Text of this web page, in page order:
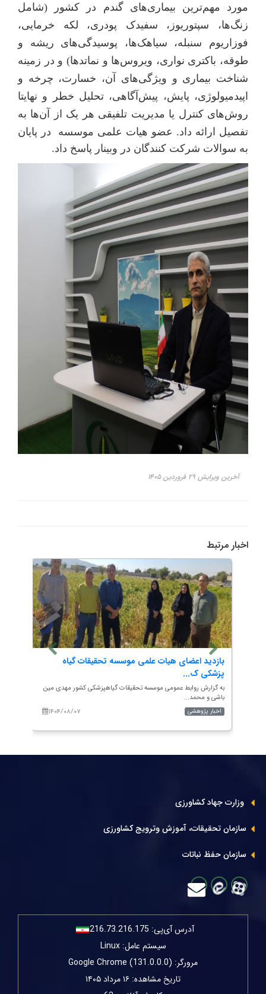
مورد مهم‌ترین بیماری‌های گندم در کشور (شامل
زنگ‌ها، سپتوریوز،
سفیدک پودری، لکه خرمایی،
فوزاریوم سنبله، سیاهک‌ها، پوسیدگی‌های ریشه و
طوقه، باکتری نواری، ویروس‌ها و نماتدها) و در زمینه
شناخت بیماری و ویژگی‌های آن، خسارت، چرخه و
اپیدمیولوژی، پایش، پیش‌آگاهی، تحلیل خطر و نهایتا
روش‌های کنترل یا مدیریت تلفیقی هر یک از آن‌ها به
تفصیل ارائه داد. عضو هیات علمی موسسه در پایان
به سوالات شرکت کنندگان در وبینار پاسخ داد.
آخرین ویرایش ۲۹ فروردین ۱۴۰۵
اخبار مرتبط
بازدید اعضای هیات علمی موسسه تحقیقات گیاه
پزشکی ک...
به گزارش روابط عمومی موسسه تحقیقات گیاهپزشکی کشور مهدی مین
باشی و محمد...
۱۴۰۴/۰۸/۰۷
اخبار پژوهشی
وزارت جهاد کشاورزی
سازمان تحقیقات، آموزش وترویج کشاورزی
سازمان حفظ نباتات
آدرس آی‌پی: 216.73.216.175
سیستم عامل: Linux
مرورگر: Google Chrome (131.0.0.0)
تاریخ مشاهده: ۱۶ مرداد ۱۴۰۵